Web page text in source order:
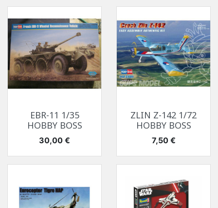
EBR-11 1/35
HOBBY BOSS
Prix
30,00 €
ZLIN Z-142 1/72
HOBBY BOSS
Prix
7,50 €